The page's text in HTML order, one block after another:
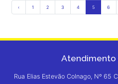
‹ 1 2 3 4 5 6
Atendimento
Rua Elias Estevão Colnago, Nº 65